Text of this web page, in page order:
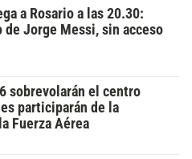
a Rosario a las 20.30:
Jorge Messi, sin acceso
sobrevolarán el centro
participarán de la
Fuerza Aérea